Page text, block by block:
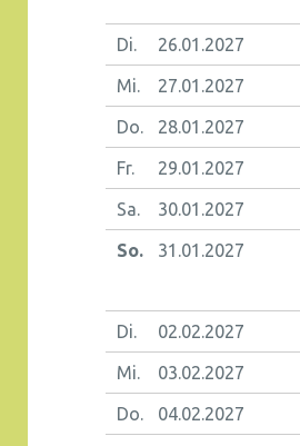
Di. 26.01.2027
Mi. 27.01.2027
Do. 28.01.2027
Fr. 29.01.2027
Sa. 30.01.2027
So. 31.01.2027
Di. 02.02.2027
Mi. 03.02.2027
Do. 04.02.2027